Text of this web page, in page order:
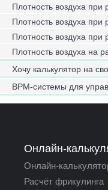
Плотность воздуха при
Плотность воздуха при
Плотность воздуха при
Плотность воздуха на
Хочу калькулятор на
BPM-системы для
Онлайн-
Онлайн-
Расчёт фрикулинга